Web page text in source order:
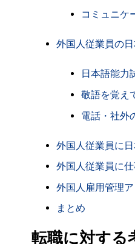
コミュニケ
外国人従業員の
日本語能力
敬語を覚え
電話・社外
外国人従業員に
外国人従業員に
外国人雇用管理
まとめ
転職に対する